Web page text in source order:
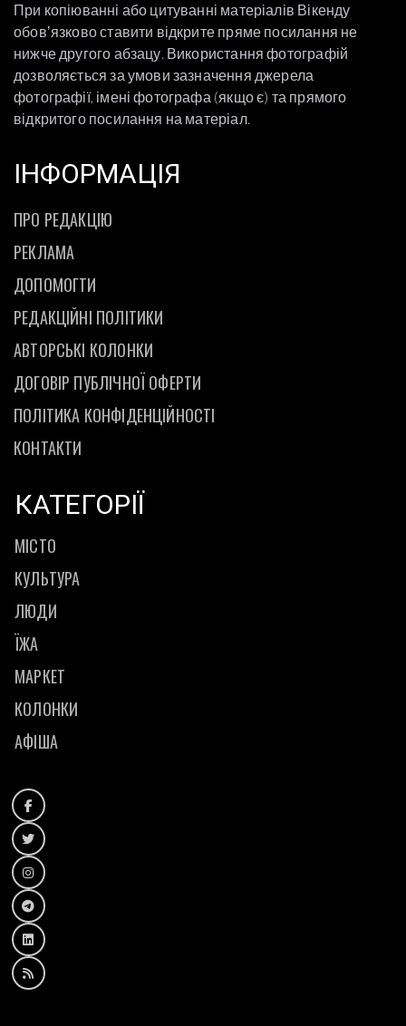
При копіюванні або цитуванні матеріалів Вікенду
обовʼязково ставити відкрите пряме посилання не
нижче другого абзацу. Використання фотографій
дозволяється за умови зазначення джерела
фотографії, імені фотографа (якщо є) та прямого
відкритого посилання на матеріал.
ІНФОРМАЦІЯ
ПРО РЕДАКЦІЮ
РЕКЛАМА
ДОПОМОГТИ
РЕДАКЦІЙНІ ПОЛІТИКИ
АВТОРСЬКІ КОЛОНКИ
ДОГОВІР ПУБЛІЧНОЇ ОФЕРТИ
ПОЛІТИКА КОНФІДЕНЦІЙНОСТІ
КОНТАКТИ
КАТЕГОРІЇ
МІСТО
КУЛЬТУРА
ЛЮДИ
ЇЖА
МАРКЕТ
КОЛОНКИ
АФІША